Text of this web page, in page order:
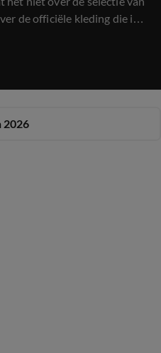
de officiële kleding die is
en de hoofdsponsor "het
2026